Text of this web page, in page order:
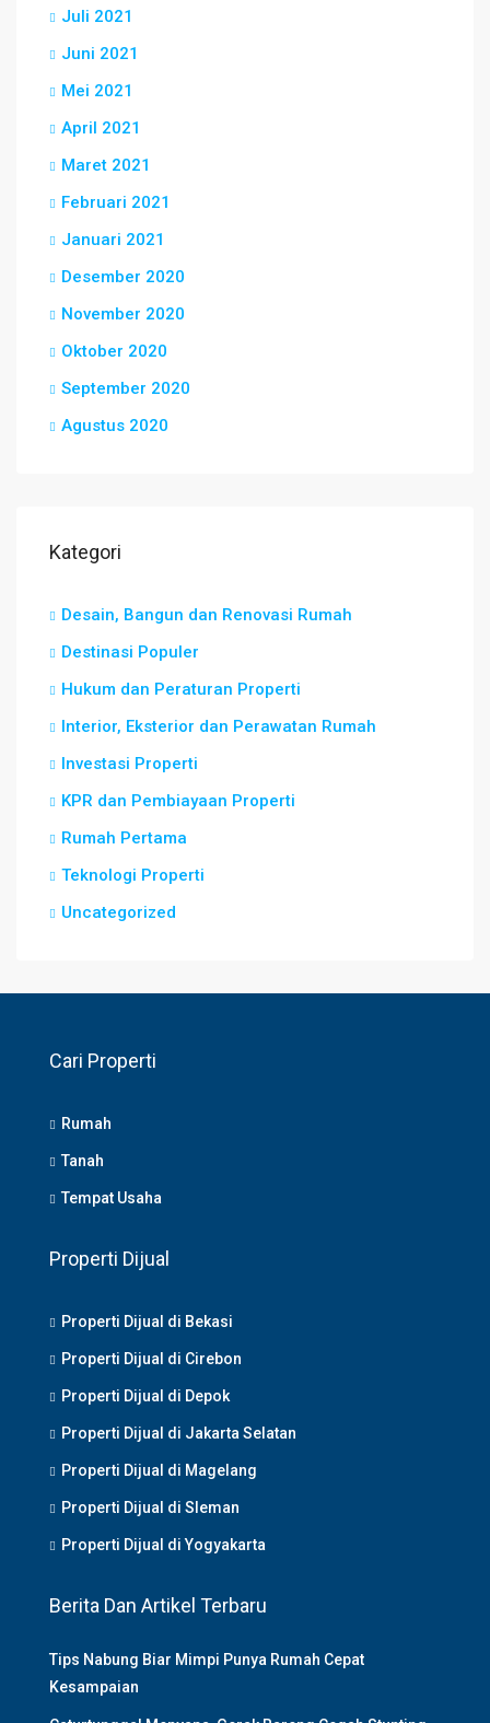
Juli 2021
Juni 2021
Mei 2021
April 2021
Maret 2021
Februari 2021
Januari 2021
Desember 2020
November 2020
Oktober 2020
September 2020
Agustus 2020
Kategori
Desain, Bangun dan Renovasi Rumah
Destinasi Populer
Hukum dan Peraturan Properti
Interior, Eksterior dan Perawatan Rumah
Investasi Properti
KPR dan Pembiayaan Properti
Rumah Pertama
Teknologi Properti
Uncategorized
Cari Properti
Rumah
Tanah
Tempat Usaha
Properti Dijual
Properti Dijual di Bekasi
Properti Dijual di Cirebon
Properti Dijual di Depok
Properti Dijual di Jakarta Selatan
Properti Dijual di Magelang
Properti Dijual di Sleman
Properti Dijual di Yogyakarta
Berita Dan Artikel Terbaru
Tips Nabung Biar Mimpi Punya Rumah Cepat
Kesampaian